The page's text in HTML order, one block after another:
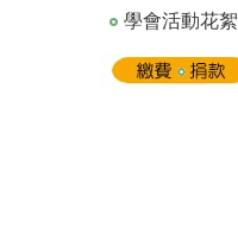
學會活動花絮